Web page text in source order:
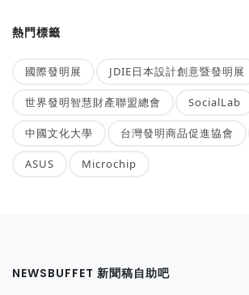
熱門標籤
國際發明展 JDIE日本設計創意暨發明展
世界發明智慧財產聯盟總會 SocialLab
中國文化大學 台灣發明商品促進協會
ASUS Microchip
NEWSBUFFET 新聞稿自助吧